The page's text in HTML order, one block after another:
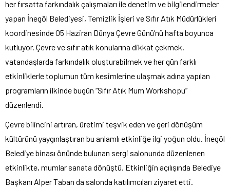
her fırsatta farkındalık çalışmaları ile denetim ve bilgilendirmeler
yapan İnegöl Belediyesi, Temizlik İşleri ve Sıfır Atık Müdürlükleri
koordinesinde 05 Haziran Dünya Çevre Günü’nü hafta boyunca
kutluyor. Çevre ve sıfır atık konularına dikkat çekmek,
vatandaşlarda farkındalık oluşturabilmek ve her gün farklı
etkinliklerle toplumun tüm kesimlerine ulaşmak adına yapılan
programların ilkinde bugün “Sıfır Atık Mum Workshopu”
düzenlendi.
Çevre bilincini artıran, üretimi teşvik eden ve geri dönüşüm
kültürünü yaygınlaştıran bu anlamlı etkinliğe ilgi yoğun oldu. İnegöl
Belediye binası önünde bulunan sergi salonunda düzenlenen
etkinlikte, mumlar sanata dönüştü. Etkinliğin açılışında Belediye
Başkanı Alper Taban da salonda katılımcıları ziyaret etti.